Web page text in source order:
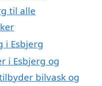
til alle
i Esbjerg
i Esbjerg og
bilvask og